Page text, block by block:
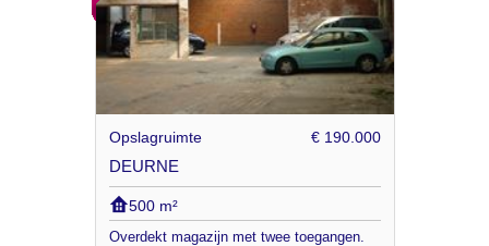
Opslagruimte € 190.000
DEURNE
500 m²
Overdekt magazijn met twee toegangen.